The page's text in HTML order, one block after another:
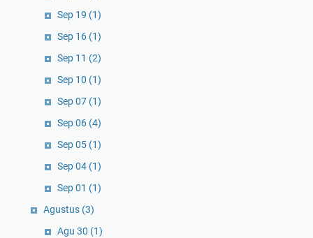
Sep 19 (1)
Sep 16 (1)
Sep 11 (2)
Sep 10 (1)
Sep 07 (1)
Sep 06 (4)
Sep 05 (1)
Sep 04 (1)
Sep 01 (1)
Agustus (3)
Agu 30 (1)